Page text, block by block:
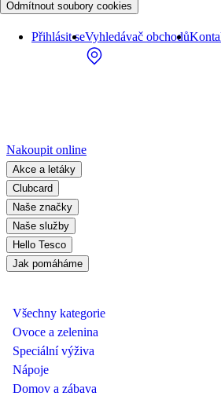
Odmítnout soubory cookies
Přihlásit seVyhledávač obchodů
Nakoupit online
Akce a letáky
Clubcard
Naše značky
Naše služby
Hello Tesco
Jak pomáháme
Všechny kategorie
Ovoce a zelenina
Speciální výživa
Nápoje
Domov a zábava